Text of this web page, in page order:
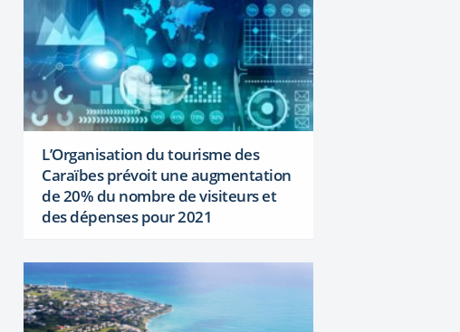
L’Organisation du tourisme des
Caraïbes prévoit une augmentation
de 20% du nombre de visiteurs et
des dépenses pour 2021